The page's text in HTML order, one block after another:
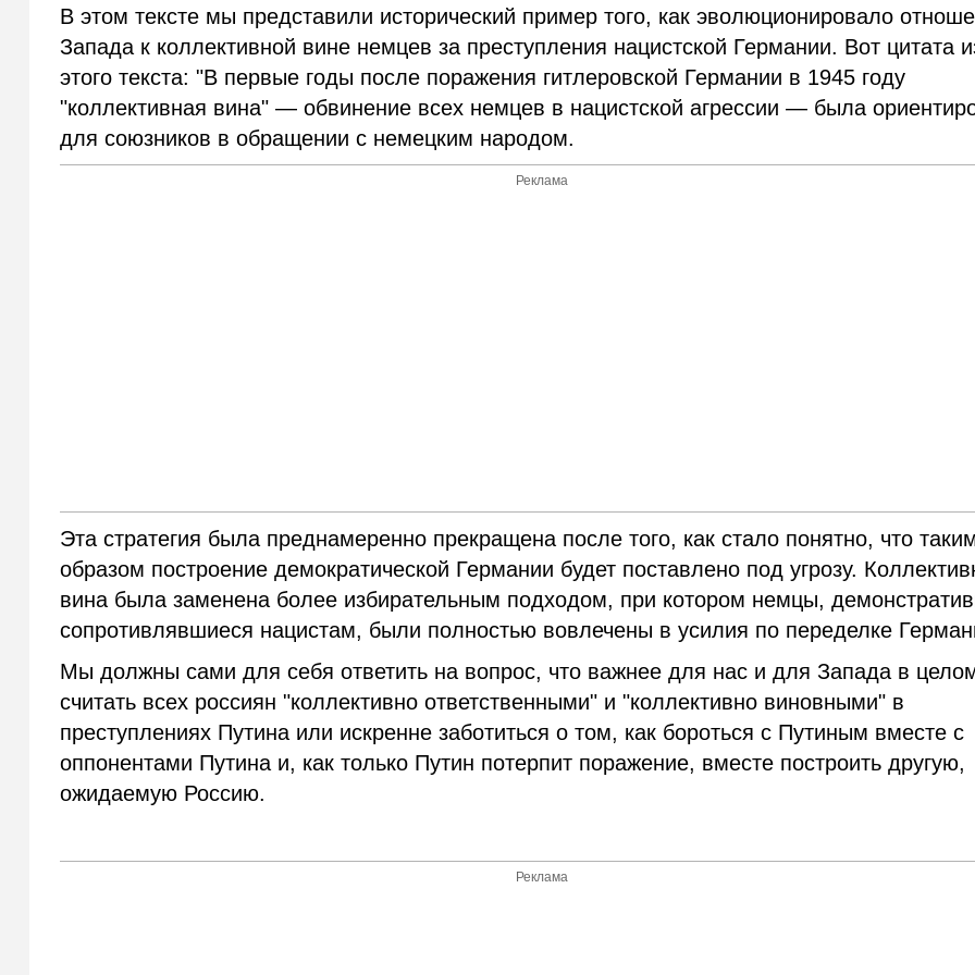
В этом тексте мы представили исторический пример того, как эволюционировало
Запада к коллективной вине немцев за преступления нацистской Германии. Вот цитата
этого текста: "В первые годы после поражения гитлеровской Германии в 1945 году
"коллективная вина" — обвинение всех немцев в нацистской агрессии — была
для союзников в обращении с немецким народом.
Реклама
Эта стратегия была преднамеренно прекращена после того, как стало понятно, что
образом построение демократической Германии будет поставлено под угрозу.
вина была заменена более избирательным подходом, при котором немцы,
сопротивлявшиеся нацистам, были полностью вовлечены в усилия по переделке
Мы должны сами для себя ответить на вопрос, что важнее для нас и для Запада в
считать всех россиян "коллективно ответственными" и "коллективно виновными" в
преступлениях Путина или искренне заботиться о том, как бороться с Путиным вместе с
оппонентами Путина и, как только Путин потерпит поражение, вместе построить другую,
ожидаемую Россию.
Реклама